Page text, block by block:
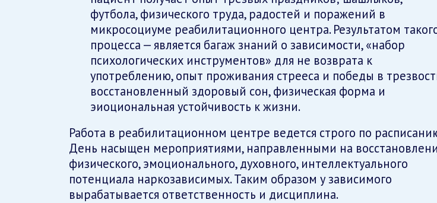
футбола, физического труда, радостей и поражений в
микросоциуме реабилитационного центра. Результатом
процесса — является багаж знаний о зависимости, «набор
психологических инструментов» для не возврата к
употреблению, опыт проживания стрееса и победы в
восстановленный здоровый сон, физическая форма и
эиоциональная устойчивость к жизни.
Работа в реабилитационном центре ведется строго по
День насыщен мероприятиями, направленными на
физического, эмоционального, духовного, интеллектуального
потенциала наркозависимых. Таким образом у зависимого
вырабатывается ответственность и дисциплина.